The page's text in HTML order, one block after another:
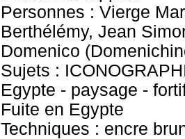
Personnes : Vierge
Berthélémy, Jean
Domenico
Sujets :
Egypte - paysage -
Fuite en Egypte
Techniques : encre